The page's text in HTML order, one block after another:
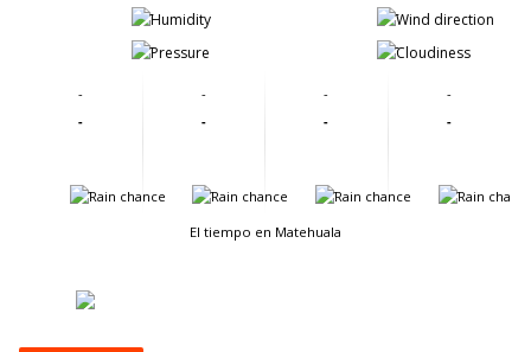
-
-
-
-
-
-
-
-
-
-
-
-
-
-
-
-
El tiempo en Matehuala